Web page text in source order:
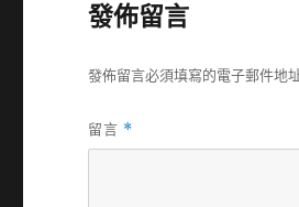
發佈留言
發佈留言必須填寫的電子郵件地
留言 *